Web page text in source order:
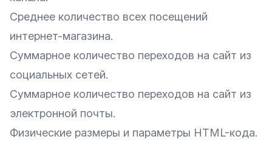
Среднее количество всех посещений
интернет-магазина.
Суммарное количество переходов на сайт из
социальных сетей.
Суммарное количество переходов на сайт из
электронной почты.
Физические размеры и параметры HTML-кода.